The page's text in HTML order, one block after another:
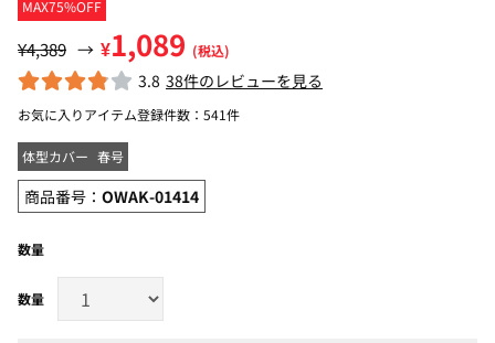
MAX75%OFF
¥4,389 → ¥1,089 (税込)
3.8 38件のレビューを見る
お気に入りアイテム登録件数： 541件
体型カバー 春号
商品番号： OWAK-01414
数量